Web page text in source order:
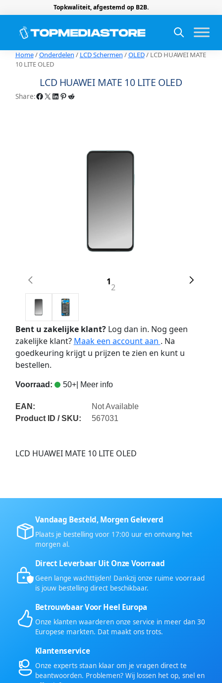
Topkwaliteit, afgestemd op B2B.
Home/Onderdelen / LCD Schermen /OLED/ LCD HUAWEI MATE
10 LITE OLED
LCD HUAWEI MATE 10 LITE OLED
Share:Facebook X LinkedIn Pinterest Reddit
1
2
Bent u zakelijke klant?Log dan in. Nog geen
zakelijke klant? Maak een account aan . Na
goedkeuring krijgt u prijzen te zien en kunt u
bestellen.
Voorraad: 50+| Meer info
EAN:
Not Available
Product ID / SKU:
567031
LCD HUAWEI MATE 10 LITE OLED
Vandaag Besteld, Morgen Geleverd
Plaats je bestelling voor 17:00 uur en ontvang het
morgen al.
Direct Leverbaar Uit Onze Voorraad
Geen lange wachttijden! Dankzij onze ruime voorraad
is jouw bestelling direct beschikbaar.
Betrouwbaar Voor Heel Europa
Onze klanten waarderen onze service in meer dan 30
Europese markten. Dat maakt ons trots.
Klantenservice
Onze experts staan klaar om je vragen direct te
beantwoorden. Problemen? Wij lossen het op, snel en